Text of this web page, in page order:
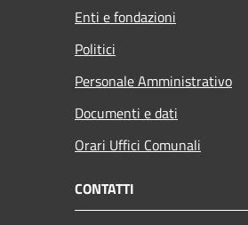
Enti e fondazioni
Politici
Personale Amministrativo
Documenti e dati
Orari Uffici Comunali
CONTATTI